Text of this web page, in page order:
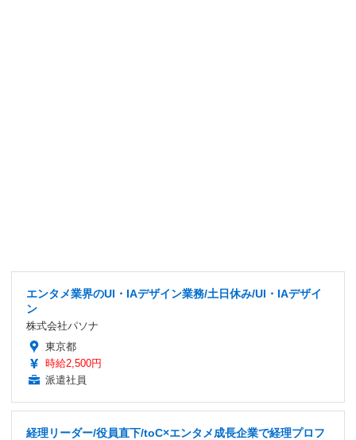
エンタメ業界のUI・IAデザイン業務/土日休み/UI・IAデザイ
ン
株式会社パソナ
東京都
時給2,500円
派遣社員
経理リーダー/役員直下/toC×エンタメ成長企業で経理プロフ